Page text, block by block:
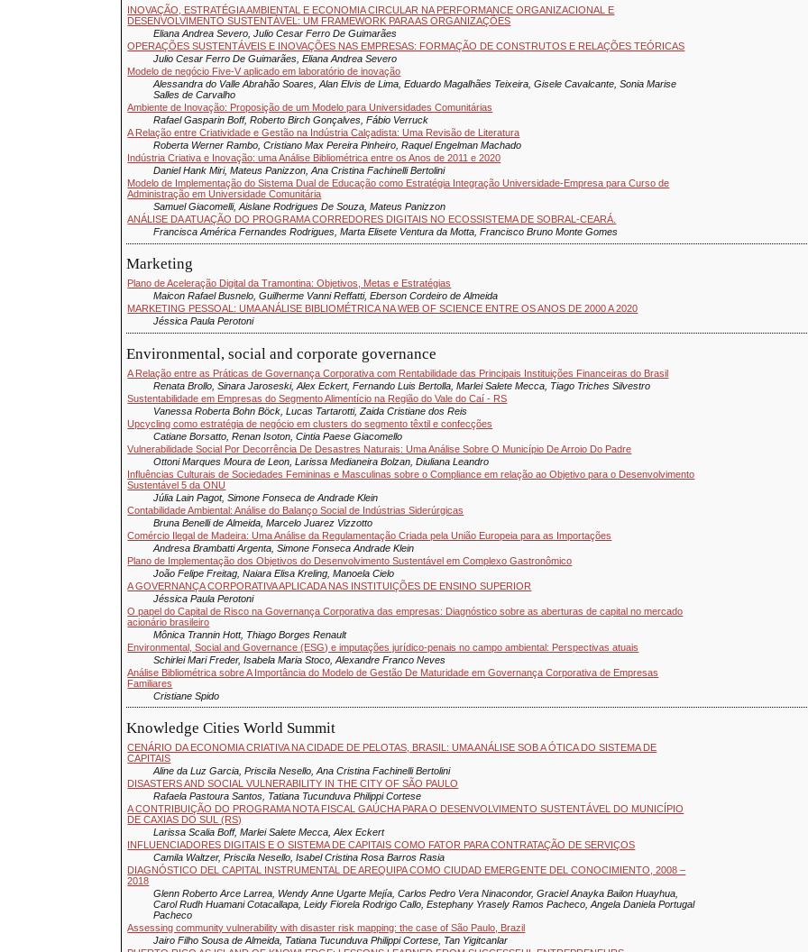
INOVAÇÃO, ESTRATÉGIA AMBIENTAL E ECONOMIA CIRCULAR NA PERFORMANCE ORGANIZACIONAL E
DESENVOLVIMENTO SUSTENTÁVEL: UM FRAMEWORK PARA AS ORGANIZAÇÕES
Eliana Andrea Severo, Julio Cesar Ferro De Guimarães
OPERAÇÕES SUSTENTÁVEIS E INOVAÇÕES NAS EMPRESAS: FORMAÇÃO DE CONSTRUTOS E RELAÇÕES TEÓRICAS
Julio Cesar Ferro De Guimarães, Eliana Andrea Severo
Modelo de negócio Five-V aplicado em laboratório de inovação
Alessandra do Valle Abrahão Soares, Alan Elvis de Lima, Eduardo Magalhães Teixeira, Gisele Cavalcante, Sonia Marise
Salles de Carvalho
Ambiente de Inovação: Proposição de um Modelo para Universidades Comunitárias
Rafael Gasparin Boff, Roberto Birch Gonçalves, Fábio Verruck
A Relação entre Criatividade e Gestão na Indústria Calçadista: Uma Revisão de Literatura
Roberta Werner Rambo, Cristiano Max Pereira Pinheiro, Raquel Engelman Machado
Indústria Criativa e Inovação: uma Análise Bibliométrica entre os Anos de 2011 e 2020
Daniel Hank Miri, Mateus Panizzon, Ana Cristina Fachinelli Bertolini
Modelo de Implementação do Sistema Dual de Educação como Estratégia Integração Universidade-Empresa para Curso de
Administração em Universidade Comunitária
Samuel Giacomelli, Aislane Rodrigues De Souza, Mateus Panizzon
ANÁLISE DA ATUAÇÃO DO PROGRAMA CORREDORES DIGITAIS NO ECOSSISTEMA DE SOBRAL-CEARÁ.
Francisca América Fernandes Rodrigues, Marta Elisete Ventura da Motta, Francisco Bruno Monte Gomes
Marketing
Plano de Aceleração Digital da Tramontina: Objetivos, Metas e Estratégias
Maicon Rafael Busnelo, Guilherme Vanni Reffatti, Eberson Cordeiro de Almeida
MARKETING PESSOAL: UMA ANÁLISE BIBLIOMÉTRICA NA WEB OF SCIENCE ENTRE OS ANOS DE 2000 A 2020
Jéssica Paula Perotoni
Environmental, social and corporate governance
A Relação entre as Práticas de Governança Corporativa com Rentabilidade das Principais Instituições Financeiras do Brasil
Renata Brollo, Sinara Jaroseski, Alex Eckert, Fernando Luis Bertolla, Marlei Salete Mecca, Tiago Triches Silvestro
Sustentabilidade em Empresas do Segmento Alimentício na Região do Vale do Caí - RS
Vanessa Roberta Bohn Böck, Lucas Tartarotti, Zaida Cristiane dos Reis
Upcycling como estratégia de negócio em clusters do segmento têxtil e confecções
Catiane Borsatto, Renan Isoton, Cintia Paese Giacomello
Vulnerabilidade Social Por Decorrência De Desastres Naturais: Uma Análise Sobre O Município De Arroio Do Padre
Ottoni Marques Moura de Leon, Larissa Medianeira Bolzan, Diuliana Leandro
Influências Culturais de Sociedades Femininas e Masculinas sobre o Compliance em relação ao Objetivo para o Desenvolvimento
Sustentável 5 da ONU
Júlia Lain Pagot, Simone Fonseca de Andrade Klein
Contabilidade Ambiental: Análise do Balanço Social de Indústrias Siderúrgicas
Bruna Benelli de Almeida, Marcelo Juarez Vizzotto
Comércio Ilegal de Madeira: Uma Análise da Regulamentação Criada pela União Europeia para as Importações
Andresa Brambatti Argenta, Simone Fonseca Andrade Klein
Plano de Implementação dos Objetivos do Desenvolvimento Sustentável em Complexo Gastronômico
João Felipe Freitag, Naiara Elisa Kreling, Manoela Cielo
A GOVERNANÇA CORPORATIVA APLICADA NAS INSTITUIÇÕES DE ENSINO SUPERIOR
Jéssica Paula Perotoni
O papel do Capital de Risco na Governança Corporativa das empresas: Diagnóstico sobre as aberturas de capital no mercado
acionário brasileiro
Mônica Trannin Hott, Thiago Borges Renault
Environmental, Social and Governance (ESG) e imputações jurídico-penais no campo ambiental: Perspectivas atuais
Schirlei Mari Freder, Isabela Maria Stoco, Alexandre Franco Neves
Análise Bibliométrica sobre A Importância do Modelo de Gestão De Maturidade em Governança Corporativa de Empresas
Familiares
Cristiane Spido
Knowledge Cities World Summit
CENÁRIO DA ECONOMIA CRIATIVA NA CIDADE DE PELOTAS, BRASIL: UMA ANÁLISE SOB A ÓTICA DO SISTEMA DE
CAPITAIS
Aline da Luz Garcia, Priscila Nesello, Ana Cristina Fachinelli Bertolini
DISASTERS AND SOCIAL VULNERABILITY IN THE CITY OF SÃO PAULO
Rafaela Pastoura Santos, Tatiana Tucunduva Philippi Cortese
A CONTRIBUIÇÃO DO PROGRAMA NOTA FISCAL GAÚCHA PARA O DESENVOLVIMENTO SUSTENTÁVEL DO MUNICÍPIO
DE CAXIAS DO SUL (RS)
Larissa Scalia Boff, Marlei Salete Mecca, Alex Eckert
INFLUENCIADORES DIGITAIS E O SISTEMA DE CAPITAIS COMO FATOR PARA CONTRATAÇÃO DE SERVIÇOS
Camila Waltzer, Priscila Nesello, Isabel Cristina Rosa Barros Rasia
DIAGNÓSTICO DEL CAPITAL INSTRUMENTAL DE AREQUIPA COMO CIUDAD EMERGENTE DEL CONOCIMIENTO, 2008 –
2018
Glenn Roberto Arce Larrea, Wendy Anne Ugarte Mejía, Carlos Pedro Vera Ninacondor, Graciel Anayka Bailon Huayhua,
Carol Rudh Huamani Cotacallapa, Leidy Fiorela Rodrigo Callo, Estephany Yrasely Ramos Pacheco, Angela Daniela Portugal
Pacheco
Assessing community vulnerability with disaster risk mapping: the case of São Paulo, Brazil
Jairo Filho Sousa de Almeida, Tatiana Tucunduva Philippi Cortese, Tan Yigitcanlar